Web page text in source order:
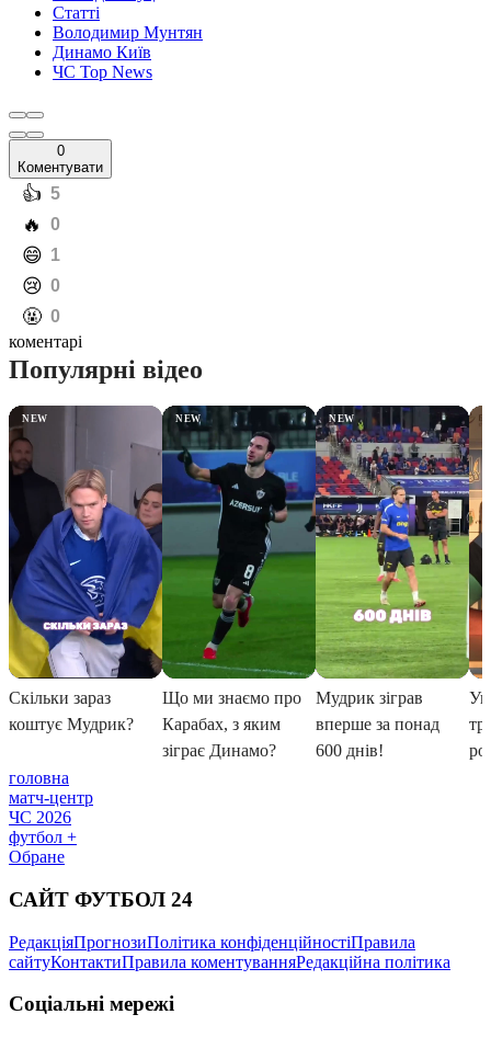
Статті
Володимир Мунтян
Динамо Київ
ЧС Top News
0
Коментувати
️👍 5
️🔥 0
️😄 1
️😢 0
️🤬 0
коментарі
головна
матч-центр
ЧС 2026
футбол +
Обране
САЙТ ФУТБОЛ 24
РедакціяПрогнозиПолітика конфіденційностіПравила
сайтуКонтактиПравила коментуванняРедакційна політика
Соціальні мережі